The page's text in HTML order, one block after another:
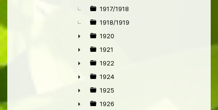
►
1917/1918
1918/1919
►
1920
►
1921
►
1922
►
1924
►
1925
1926